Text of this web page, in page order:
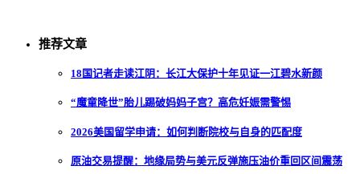
推荐文章
18国记者走读江阴：长江大保护十年见证一江碧水新颜
“魔童降世”胎儿踢破妈妈子宫？高危妊娠需警惕
2026美国留学申请：如何判断院校与自身的匹配度
原油交易提醒：地缘局势与美元反弹施压油价重回区间震荡